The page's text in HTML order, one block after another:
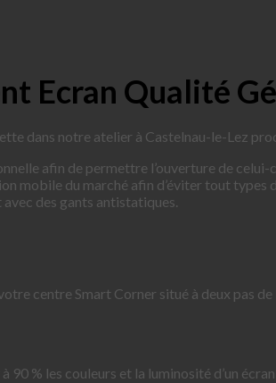
Ecran Qualité
dans notre atelier à Castelnau-le-Lez
afin de permettre l’ouverture de celui-
mobile du marché afin d’éviter tout types
avec des gants antistatiques.
centre Smart Corner situé à deux pas
90 % les couleurs et la luminosité d’un